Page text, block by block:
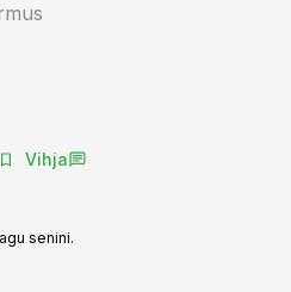
Vihja
senini.